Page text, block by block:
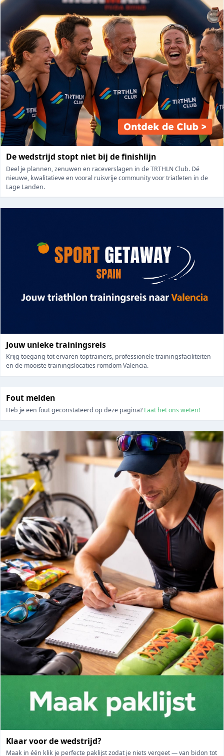
De wedstrijd stopt niet bij de finishlijn
Deel je plannen, zenuwen en raceverslagen in de TRTHLN Club. Dé
nieuwe, kwalitatieve en vooral ruisvrije community voor triatleten in de
Lage Landen.
Jouw unieke trainingsreis
Krijg toegang tot ervaren toptrainers, professionele trainingsfaciliteiten
en de mooiste trainingslocaties romdom Valencia.
Fout melden
Heb je een fout geconstateerd op deze pagina? Laat het ons weten!
Klaar voor de wedstrijd?
Maak in één klik je perfecte paklijst zodat je niets vergeet — van bidon tot